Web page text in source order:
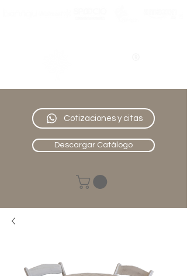
Cotizaciones y citas
Descargar Catálogo